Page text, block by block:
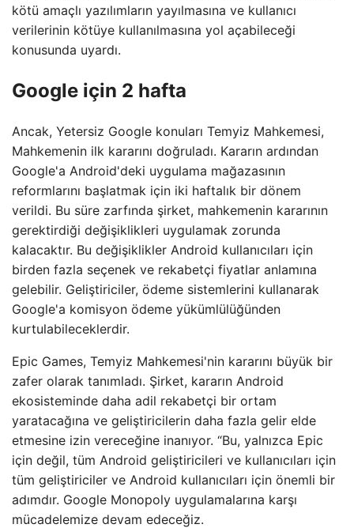
kötü amaçlı yazılımların yayılmasına ve kullanıcı
verilerinin kötüye kullanılmasına yol açabileceği
konusunda uyardı.
Google için 2 hafta
Ancak, Yetersiz Google konuları Temyiz Mahkemesi,
Mahkemenin ilk kararını doğruladı. Kararın ardından
Google'a Android'deki uygulama mağazasının
reformlarını başlatmak için iki haftalık bir dönem
verildi. Bu süre zarfında şirket, mahkemenin kararının
gerektirdiği değişiklikleri uygulamak zorunda
kalacaktır. Bu değişiklikler Android kullanıcıları için
birden fazla seçenek ve rekabetçi fiyatlar anlamına
gelebilir. Geliştiriciler, ödeme sistemlerini kullanarak
Google'a komisyon ödeme yükümlülüğünden
kurtulabileceklerdir.
Epic Games, Temyiz Mahkemesi'nin kararını büyük bir
zafer olarak tanımladı. Şirket, kararın Android
ekosisteminde daha adil rekabetçi bir ortam
yaratacağına ve geliştiricilerin daha fazla gelir elde
etmesine izin vereceğine inanıyor. “Bu, yalnızca Epic
için değil, tüm Android geliştiricileri ve kullanıcıları için
tüm geliştiriciler ve Android kullanıcıları için önemli bir
adımdır. Google Monopoly uygulamalarına karşı
mücadelemize devam edeceğiz.